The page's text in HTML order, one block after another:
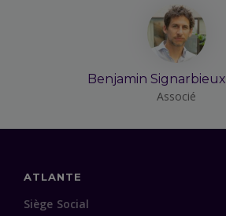
Benjamin Signarbieux
Associé
ATLANTE
Siège Social